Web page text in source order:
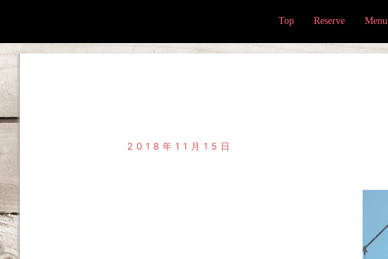
Top Reserve Menu
2018年11月15日